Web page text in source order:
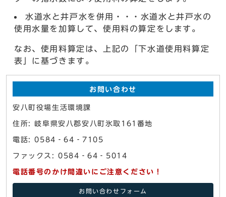
水道水と井戸水を併用・・・水道水と井戸水の
使用水量を加算して、使用料の算定をします。
なお、使用料算定は、上記の「下水道使用料算定
表」に基づきます。
お問い合わせ
安八町役場生活環境課
住所: 岐阜県安八郡安八町氷取161番地
電話: 0584‐64‐7105
ファックス: 0584‐64‐5014
電話番号のかけ間違いにご注意ください！
お問い合わせフォーム